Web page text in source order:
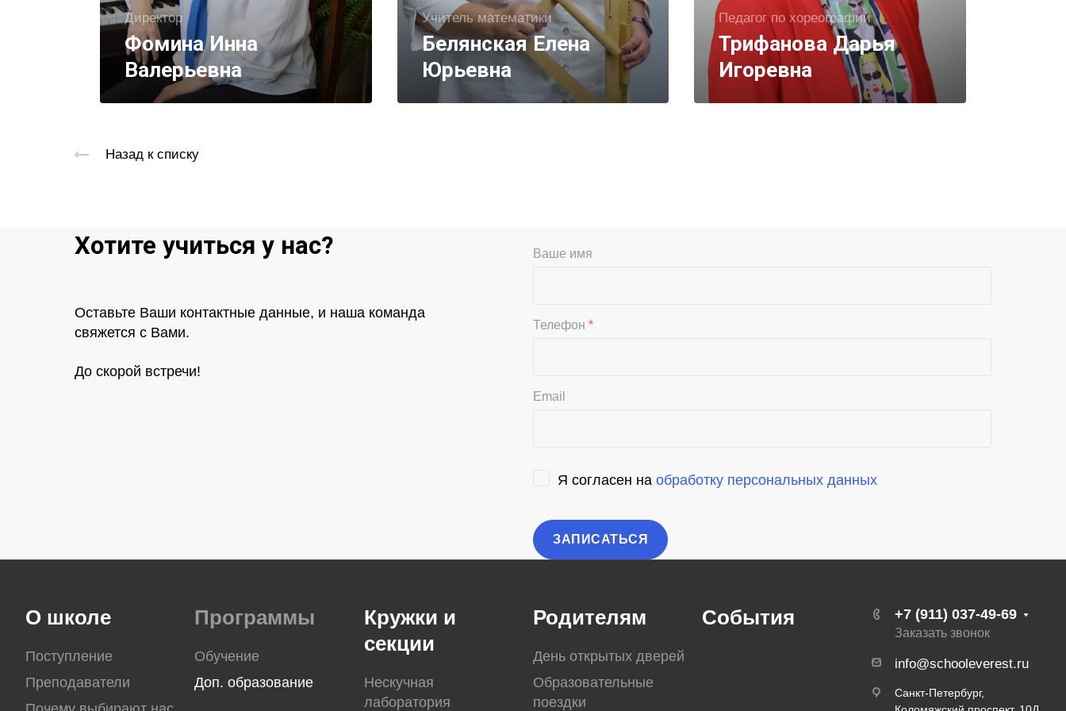
Директор
Фомина Инна
Валерьевна
Учитель математики
Белянская Елена
Юрьевна
Педагог по хореографии
Трифанова Дарья
Игоревна
Назад к списку
Хотите учиться у нас?
Оставьте Ваши контактные данные, и наша команда
свяжется с Вами.
До скорой встречи!
Ваше имя
Телефон *
Email
Я согласен на обработку персональных данных
О школе
Поступление
Преподаватели
Программы
Обучение
Доп. образование
Кружки и
секции
Нескучная
лаборатория
Родителям
День открытых дверей
Образовательные
поездки
События +7 (911) 037-49-69
Заказать звонок
info@schooleverest.ru
Санкт-Петербург,